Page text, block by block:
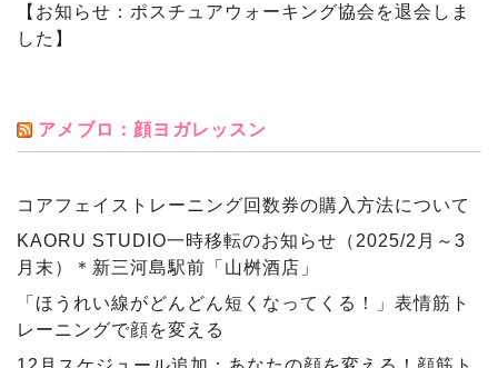
【お知らせ：ポスチュアウォーキング協会を退会しま
した】
アメブロ：顔ヨガレッスン
コアフェイストレーニング回数券の購入方法について
KAORU STUDIO一時移転のお知らせ（2025/2月～3
月末）＊新三河島駅前「山桝酒店」
「ほうれい線がどんどん短くなってくる！」表情筋ト
レーニングで顔を変える